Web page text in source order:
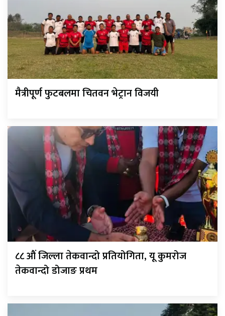
मैत्रीपूर्ण फुटबलमा चितवन भेट्रान विजयी
८८ औं जिल्ला तेकवान्दो प्रतियोगिता, यू कुमरोज
तेकवान्दो डोजाङ प्रथम